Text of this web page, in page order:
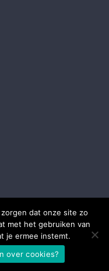
dat onze site zo
met het gebruiken van
je ermee instemt.
over cookies?